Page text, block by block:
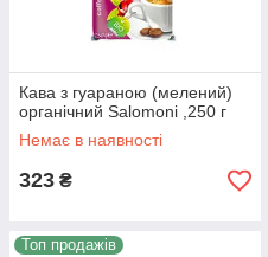
Кава з гуараною (мелений)
органічний Salomoni ,250 г
Немає в наявності
323 ₴
Топ продажів